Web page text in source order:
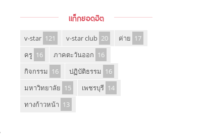
แท็กยอดฮิต
v-star 121 v-star club 20 ค่าย 17
ครู 16 ภาคตะวันออก 16
กิจกรรม 16 ปฏิบัติธรรม 16
มหาวิทยาลัย 15 เพชรบุรี 14
ทางก้าวหน้า 13